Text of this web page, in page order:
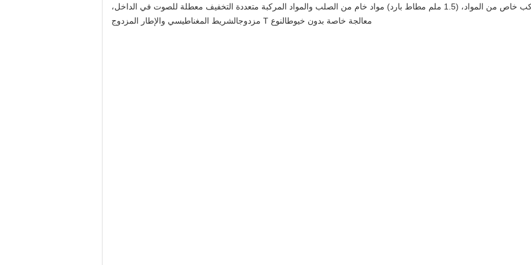
يتم بناء الأبواب المعادية للصوت باستخدام مركب خاص من المواد، (1.5 ملم مطاط بارد) مواد خام من الصلب والمواد المركبة متعددة التخفيف معطلة للصوت في الداخل،
معالجة خاصة بدون خيوطالنوع T مزدوج الشريط المغناطيسي والإطار المزدوج